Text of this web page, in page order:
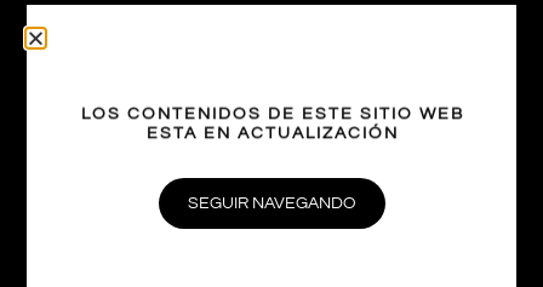
Scaloni enojado por el mal estado del campo de
Llegamos a Londres y estamos listos para cubrir la
LOS CONTENIDOS DE ESTE SITIO WEB
ESTA EN ACTUALIZACIÓN
SEGUIR NAVEGANDO